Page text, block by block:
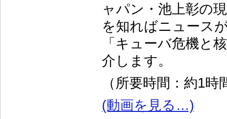
ャパン・池上彰の
を知ればニュース
「キューバ危機と
介します。
（所要時間：約1時
(動画を見る…)